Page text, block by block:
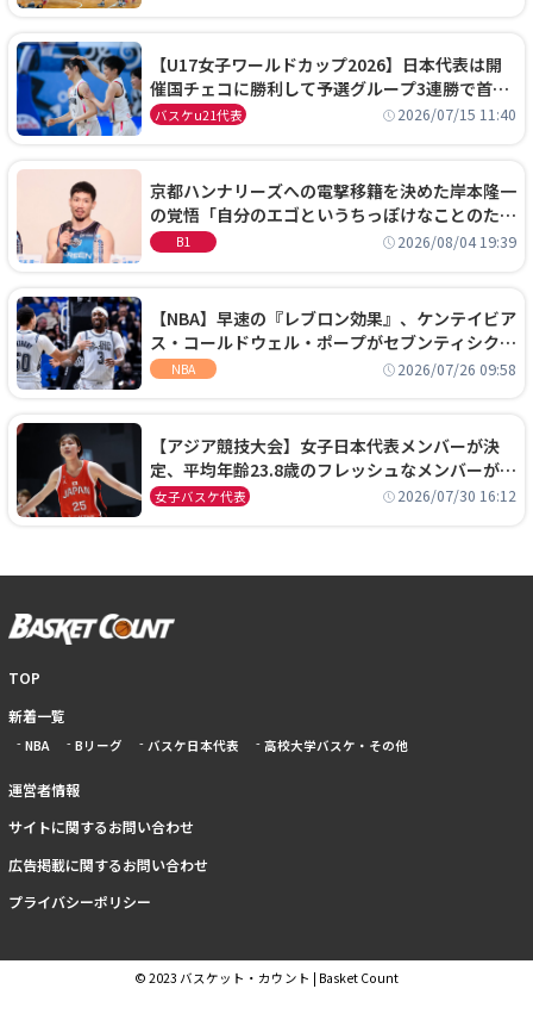
【U17女子ワールドカップ2026】日本代表は開
催国チェコに勝利して予選グループ3連勝で首位
通過！準々決勝の相手はエジプトに決定
バスケu21代表 2026/07/15 11:40
京都ハンナリーズへの電撃移籍を決めた岸本隆一
の覚悟「自分のエゴというちっぽけなことのため
に、京都に来たわけではない」
B1 2026/08/04 19:39
【NBA】早速の『レブロン効果』、ケンテイビア
ス・コールドウェル・ポープがセブンティシクサ
ーズに1年契約で加入
NBA 2026/07/26 09:58
【アジア競技大会】女子日本代表メンバーが決
定、平均年齢23.8歳のフレッシュなメンバーが日
本開催の大舞台で頂点を狙う
女子バスケ代表 2026/07/30 16:12
TOP
新着一覧
NBA Bリーグ バスケ日本代表 高校大学バスケ・その他
運営者情報
サイトに関するお問い合わせ
広告掲載に関するお問い合わせ
プライバシーポリシー
© 2023 バスケット・カウント | Basket Count